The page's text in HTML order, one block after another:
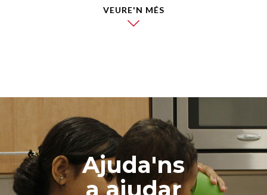
VEURE'N MÉS
Ajuda'ns